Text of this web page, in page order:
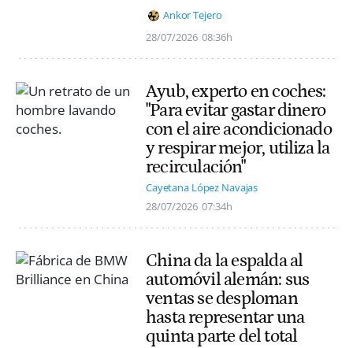
Ankor Tejero
28/07/2026 08:36h
Ayub, experto en coches:
"Para evitar gastar dinero
con el aire acondicionado
y respirar mejor, utiliza la
recirculación"
Cayetana López Navajas
28/07/2026 07:34h
China da la espalda al
automóvil alemán: sus
ventas se desploman
hasta representar una
quinta parte del total